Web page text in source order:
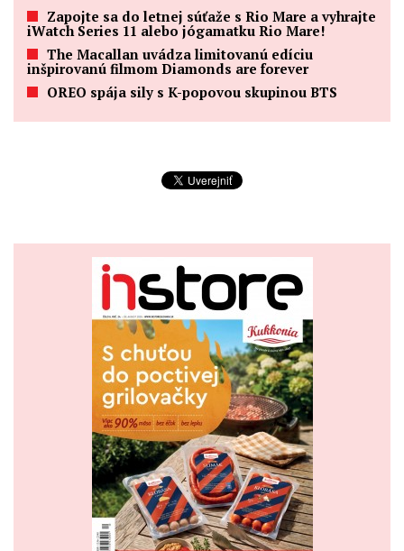
Zapojte sa do letnej súťaže s Rio Mare a vyhrajte
iWatch Series 11 alebo jógamatku Rio Mare!
The Macallan uvádza limitovanú edíciu
inšpirovanú filmom Diamonds are forever
OREO spája sily s K-popovou skupinou BTS